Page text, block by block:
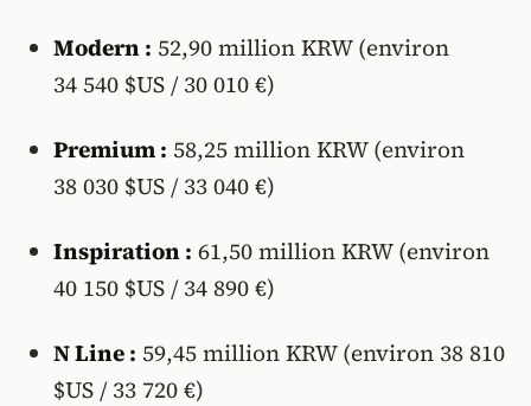
Modern : 52,90 million KRW (environ
34 540 $US / 30 010 €)
Premium : 58,25 million KRW (environ
38 030 $US / 33 040 €)
Inspiration : 61,50 million KRW (environ
40 150 $US / 34 890 €)
N Line : 59,45 million KRW (environ 38 810
$US / 33 720 €)